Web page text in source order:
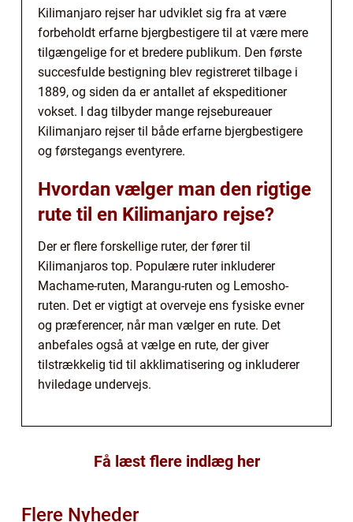
Kilimanjaro rejser har udviklet sig fra at være
forbeholdt erfarne bjergbestigere til at være mere
tilgængelige for et bredere publikum. Den første
succesfulde bestigning blev registreret tilbage i
1889, og siden da er antallet af ekspeditioner
vokset. I dag tilbyder mange rejsebureauer
Kilimanjaro rejser til både erfarne bjergbestigere
og førstegangs eventyrere.
Hvordan vælger man den rigtige
rute til en Kilimanjaro rejse?
Der er flere forskellige ruter, der fører til
Kilimanjaros top. Populære ruter inkluderer
Machame-ruten, Marangu-ruten og Lemosho-
ruten. Det er vigtigt at overveje ens fysiske evner
og præferencer, når man vælger en rute. Det
anbefales også at vælge en rute, der giver
tilstrækkelig tid til akklimatisering og inkluderer
hviledage undervejs.
Få læst flere indlæg her
Flere Nyheder